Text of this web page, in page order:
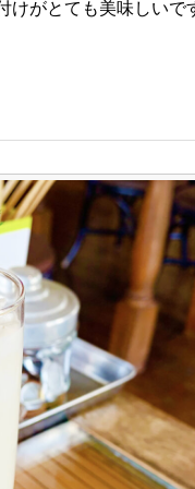
けがとても美味しいで